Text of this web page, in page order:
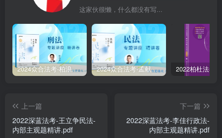
这家伙很懒，什么都没有写...
2024众合法考-柏浪涛刑法-精讲卷pdf电子版（附视频1-76全） 2024众合法考-孟献贵民法-精讲卷.pdf
上一篇
￼2022深蓝法考-王立争民法-
内部主观题精讲.pdf
下一篇
2022深蓝法考-李佳行政法-
内部主观题精讲.pdf